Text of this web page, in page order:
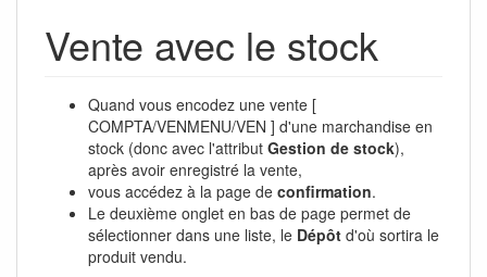
Vente avec le stock
Quand vous encodez une vente [
COMPTA/VENMENU/VEN ] d'une marchandise en
stock (donc avec l'attribut Gestion de stock),
après avoir enregistré la vente,
vous accédez à la page de confirmation.
Le deuxième onglet en bas de page permet de
sélectionner dans une liste, le Dépôt d'où sortira le
produit vendu.